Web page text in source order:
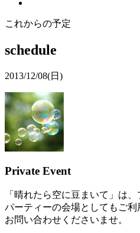
これからの予定
schedule
2013/12/08(日)
Private Event
「晴れたら空に豆まいて」は
パーティーの会場としてもご
お問い合わせくださいませ。